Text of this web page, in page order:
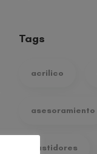
Tags
acrilico
asesoramiento
bastidores